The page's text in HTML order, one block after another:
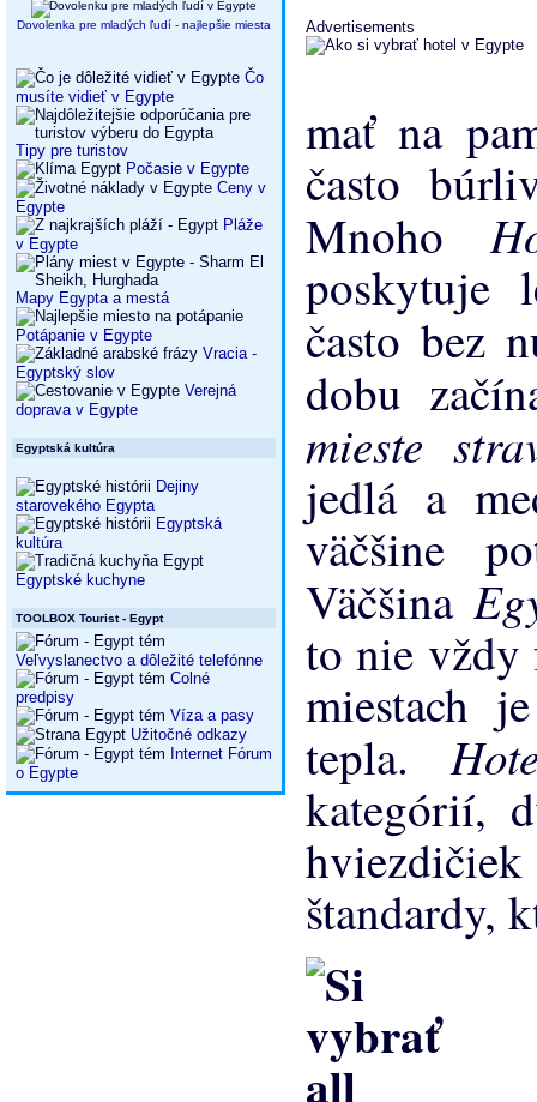
Dovolenka pre mladých ľudí - najlepšie miesta
Čo
musíte vidieť v Egypte
Tipy pre turistov
Počasie v Egypte
Ceny v
Egypte
Pláže
v Egypte
Mapy Egypta a mestá
Potápanie v Egypte
Vracia -
Egyptský slov
Verejná
doprava v Egypte
Egyptská kultúra
Dejiny
starovekého Egypta
Egyptská
kultúra
Egyptské kuchyne
TOOLBOX Tourist - Egypt
Veľvyslanectvo a dôležité telefónne
Colné
predpisy
Víza a pasy
Užitočné odkazy
Internet Fórum
o Egypte
Advertisements
mať na
často
Mnoho
poskytuje
často bez
dobu
mieste
jedlá a
väčšine
Väčšina
to nie vždy
miestach
tepla.
kategórií,
štandardy,